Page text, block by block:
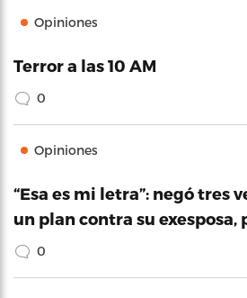
Opiniones
Terror a las 10 AM
0
Opiniones
“Esa es mi letra”: negó tres
un plan contra su exesposa,
0